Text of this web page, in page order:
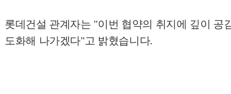
롯데건설 관계자는 "이번 협약의 취지에 깊이
도화해 나가겠다"고 밝혔습니다.